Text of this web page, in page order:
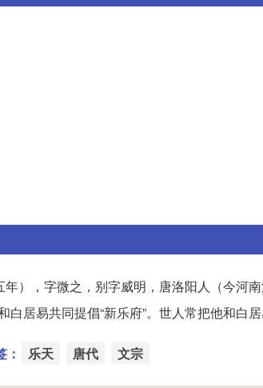
年），字微之，别字威明，唐洛阳人（今河
居易共同提倡“新乐府”。世人常把他和白居
： 乐天 唐代 文宗